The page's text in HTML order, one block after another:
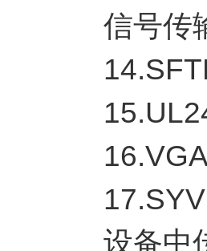
信号传
设备中